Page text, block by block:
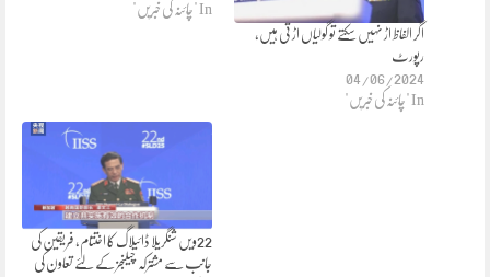
In "چائنہ کی خبریں"
اگر الفاظ اڑ نہیں سکتے تو گولیاں اڑ تی ہیں،
رپورٹ
04/06/2024
In "چائنہ کی خبریں"
22ویں شنگریلا ڈائیلاگ کا اختتام، فریقین کی
جانب سے مشترکہ چیلنجز کے لئے تعاون کی